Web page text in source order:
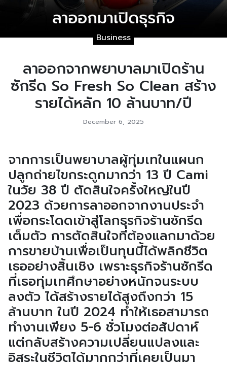
Business
ลาออกจากพยาบาลมาเปิดร้าน
ซักรีด So Fresh So Clean สร้าง
รายได้หลัก 10 ล้านบาท/ปี
December 6, 2025
จากการเป็นพยาบาลผู้ทุ่มเทในแผนก
ปลูกถ่ายไขกระดูกมากว่า 13 ปี Cami
ในวัย 38 ปี ตัดสินใจครั้งใหญ่ในปี
2023 ด้วยการลาออกจากงานประจำ
เพื่อกระโดดเข้าสู่โลกธุรกิจร้านซักรีด
เต็มตัว การตัดสินใจที่ต้องแลกมาด้วย
การขายบ้านเพื่อเป็นทุนนี้ได้พลิกชีวิต
เธออย่างสิ้นเชิง เพราะธุรกิจร้านซักรีด
ที่เธอทุ่มเทศึกษาอย่างหนักจนระบบ
ลงตัว ได้สร้างรายได้สูงถึงกว่า 15
ล้านบาท ในปี 2024 ทำให้เธอสามารถ
ทำงานเพียง 5-6 ชั่วโมงต่อสัปดาห์
แต่กลับสร้างความเปลี่ยนแปลงและ
อิสระในชีวิตได้มากกว่าที่เคยเป็นมา